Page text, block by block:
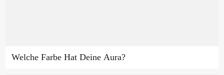
Welche Farbe Hat Deine Aura?